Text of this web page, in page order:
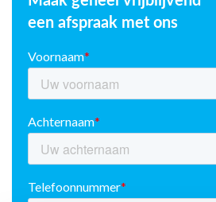
een afspraak met ons